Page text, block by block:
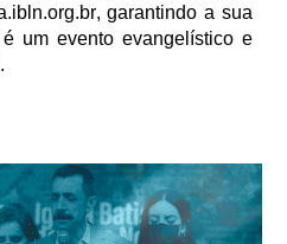
garantindo a sua
um evento evangelístico e